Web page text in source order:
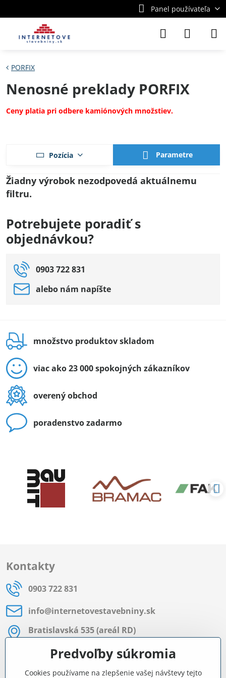
Panel používateľa
PORFIX
Nenosné preklady PORFIX
Ceny platia pri odbere kamiónových množstiev.
Pozícia Parametre
Potrebujete poradiť s
objednávkou?
0903 722 831
alebo nám napíšte
množstvo produktov skladom
viac ako 23 000 spokojných zákazníkov
overený obchod
poradenstvo zadarmo
Kontakty
0903 722 831
info​@internetovestavebniny​.sk
Bratislavská 535 (areál RD)
Most pri Bratislave
Pon - Pia 8:00 - 11:30 a 12:15 - 15:30
Predvoľby súkromia
Cookies používame na zlepšenie vašej návštevy tejto